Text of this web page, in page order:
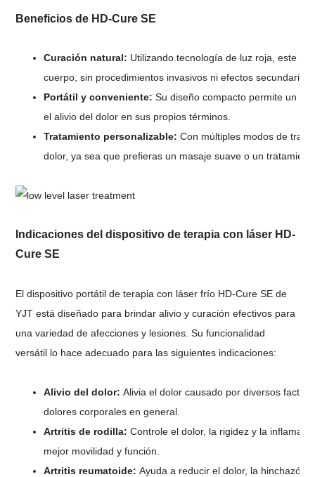
Beneficios de HD-Cure SE
Curación natural: Utilizando tecnología de luz roja, este
cuerpo, sin procedimientos invasivos ni efectos secundarios
Portátil y conveniente:Su diseño compacto permite un
el alivio del dolor en sus propios términos.
Tratamiento personalizable:Con múltiples modos de
dolor, ya sea que prefieras un masaje suave o un
Indicaciones del dispositivo de terapia con láser HD-
Cure SE
El dispositivo portátil de terapia con láser frío HD-Cure SE de
YJT está diseñado para brindar alivio y curación efectivos para
una variedad de afecciones y lesiones. Su funcionalidad
versátil lo hace adecuado para las siguientes indicaciones:
Alivio del dolor: Alivia el dolor causado por diversos
dolores corporales en general.
Artritis de rodilla: Controle el dolor, la rigidez y la
mejor movilidad y función.
Artritis reumatoide: Ayuda a reducir el dolor, la hinchazón